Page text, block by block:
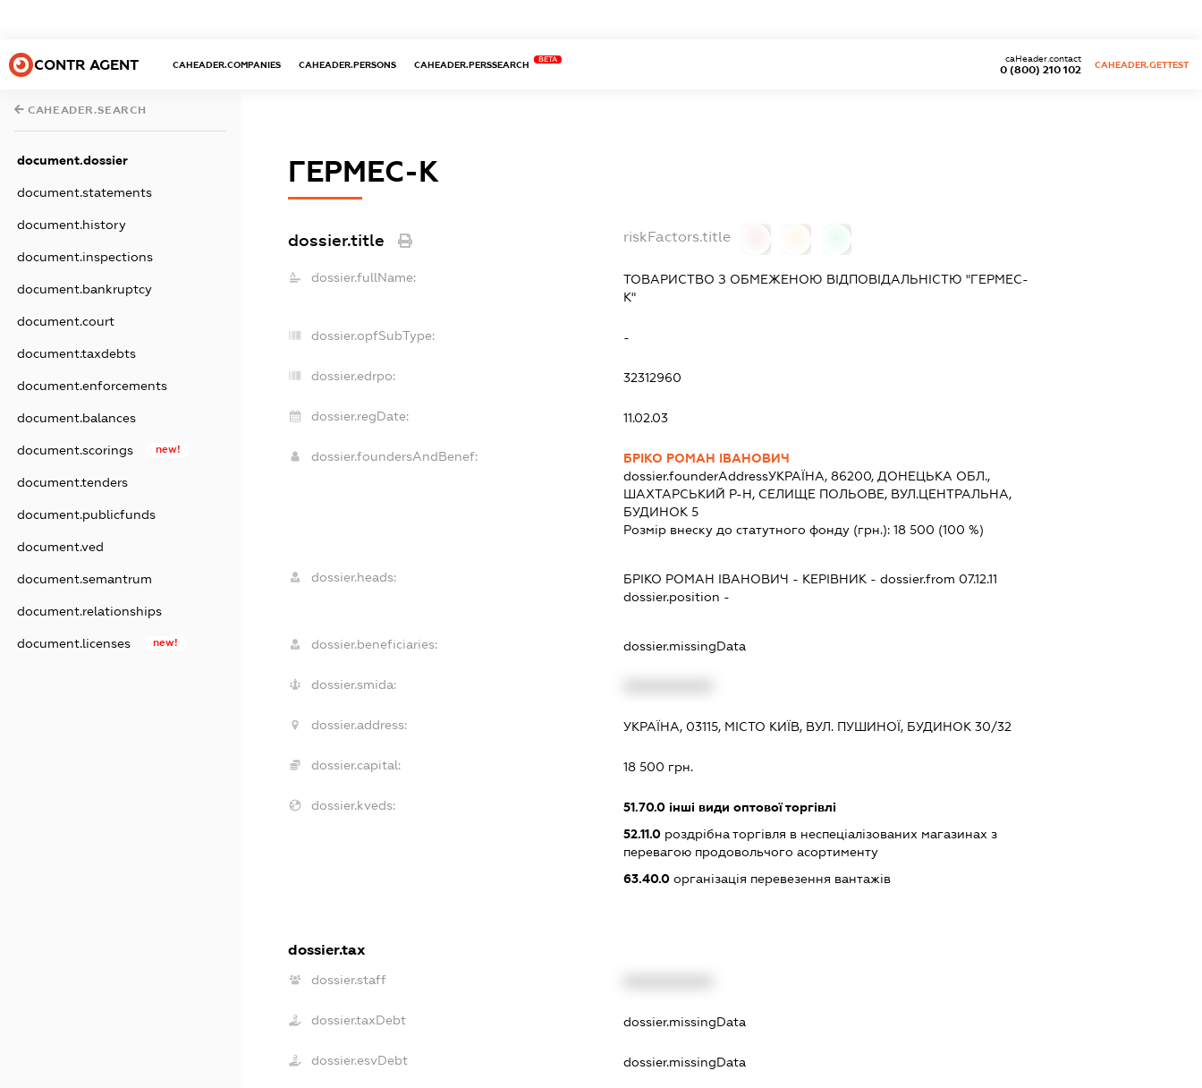
CONTR AGENT CAHEADER.COMPANIES CAHEADER.PERSONS CAHEADER.PERSSEARCH
BETA
0 (800) 210 102
caHeader.contact
CAHEADER.GETTEST
CAHEADER.SEARCH
document.dossier
document.statements
document.history
document.inspections
document.bankruptcy
document.court
document.taxdebts
document.enforcements
document.balances
document.scorings new!
document.tenders
document.publicfunds
document.ved
document.semantrum
document.relationships
document.licenses new!
ГЕРМЕС-К
dossier.title riskFactors.title
dossier.fullName:
ТОВАРИСТВО З ОБМЕЖЕНОЮ ВІДПОВІДАЛЬНІСТЮ "ГЕРМЕС-
К"
dossier.opfSubType: -
dossier.edrpo: 32312960
dossier.regDate: 11.02.03
dossier.foundersAndBenef:
БРІКО РОМАН ІВАНОВИЧ
dossier.founderAddressУКРАЇНА, 86200, ДОНЕЦЬКА ОБЛ.,
ШАХТАРСЬКИЙ Р-Н, СЕЛИЩЕ ПОЛЬОВЕ, ВУЛ.ЦЕНТРАЛЬНА,
БУДИНОК 5
Розмір внеску до статутного фонду (грн.):18 500 (100 %)
dossier.heads: БРІКО РОМАН ІВАНОВИЧ - КЕРІВНИК - dossier.from 07.12.11
dossier.position -
dossier.beneficiaries: dossier.missingData
dossier.smida:
dossier.address: УКРАЇНА, 03115, МІСТО КИЇВ, ВУЛ. ПУШИНОЇ, БУДИНОК 30/32
dossier.capital: 18 500 грн.
dossier.kveds: 51.70.0 інші види оптової торгівлі
52.11.0 роздрібна торгівля в неспеціалізованих магазинах з
перевагою продовольчого асортименту
63.40.0 організація перевезення вантажів
dossier.tax
dossier.staff
dossier.taxDebt dossier.missingData
dossier.esvDebt dossier.missingData